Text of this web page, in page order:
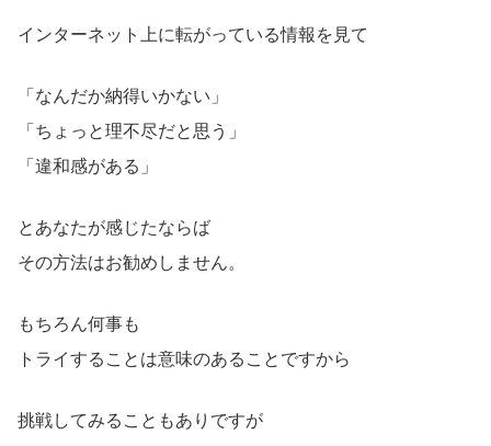
インターネット上に転がっている情報を見て
「なんだか納得いかない」
「ちょっと理不尽だと思う」
「違和感がある」
とあなたが感じたならば
その方法はお勧めしません。
もちろん何事も
トライすることは意味のあることですから
挑戦してみることもありですが